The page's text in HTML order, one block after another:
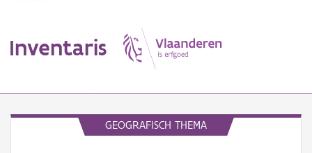
Inventaris
GEOGRAFISCH THEMA